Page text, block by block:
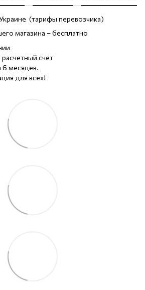
(тарифы перевозчика)
магазина – бесплатно
счет
6 месяцев.
для всех!